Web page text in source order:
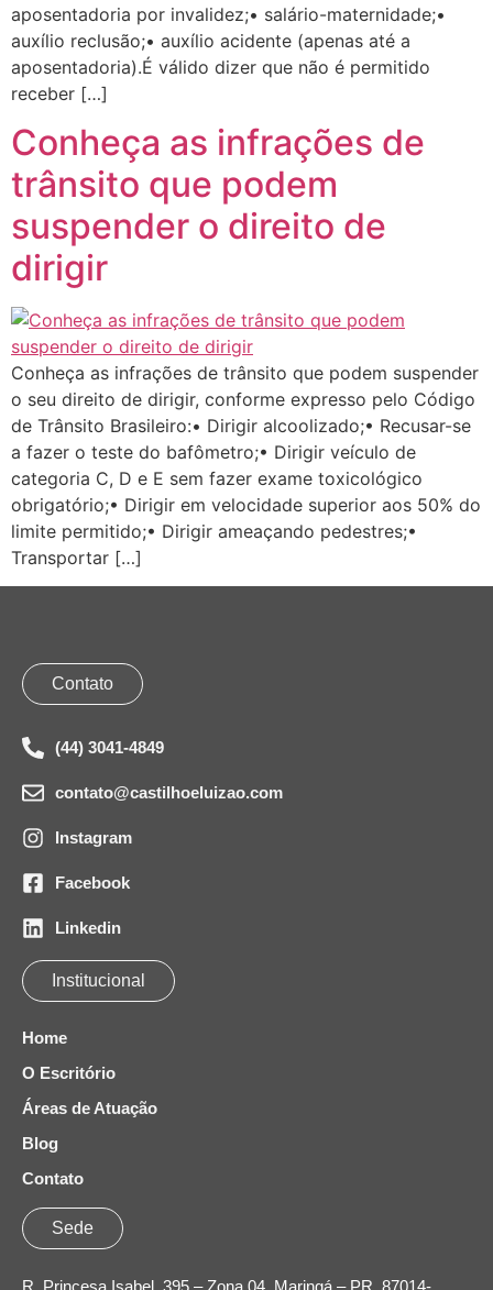
aposentadoria por invalidez;• salário-maternidade;•
auxílio reclusão;• auxílio acidente (apenas até a
aposentadoria).É válido dizer que não é permitido
receber […]
Conheça as infrações de
trânsito que podem
suspender o direito de
dirigir
Conheça as infrações de trânsito que podem suspender
o seu direito de dirigir, conforme expresso pelo Código
de Trânsito Brasileiro:• Dirigir alcoolizado;• Recusar-se
a fazer o teste do bafômetro;• Dirigir veículo de
categoria C, D e E sem fazer exame toxicológico
obrigatório;• Dirigir em velocidade superior aos 50% do
limite permitido;• Dirigir ameaçando pedestres;•
Transportar […]
Contato
(44) 3041-4849
contato@castilhoeluizao.com
Instagram
Facebook
Linkedin
Institucional
Home
O Escritório
Áreas de Atuação
Blog
Contato
Sede